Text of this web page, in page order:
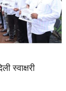
स्वाक्षरी